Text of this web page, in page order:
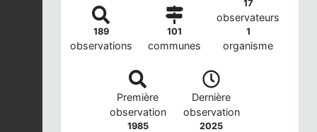
189
observations
101
communes
17
observateurs
1
organisme
Première
observation
1985
Dernière
observation
2025